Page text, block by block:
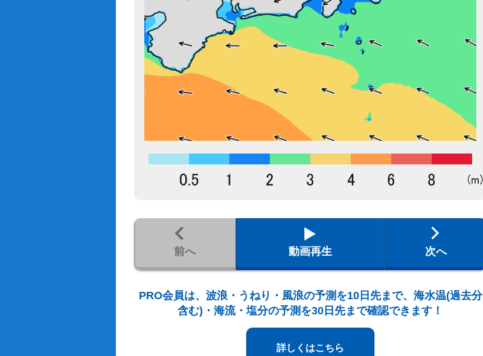
前へ 動画再生 次へ
PRO会員は、波浪・うねり・風浪の予測を10日先まで、海水温(過去分
含む)・海流・塩分の予測を30日先まで確認できます！
詳しくはこちら